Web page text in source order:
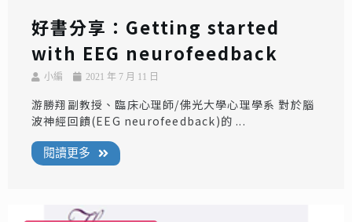
好書分享：Getting started
with EEG neurofeedback
小編 2021 年 7 月 11 日
游勝翔副教授、臨床心理師/佛光大學心理學系 對於腦
波神經回饋(EEG neurofeedback)的 ...
閱讀更多